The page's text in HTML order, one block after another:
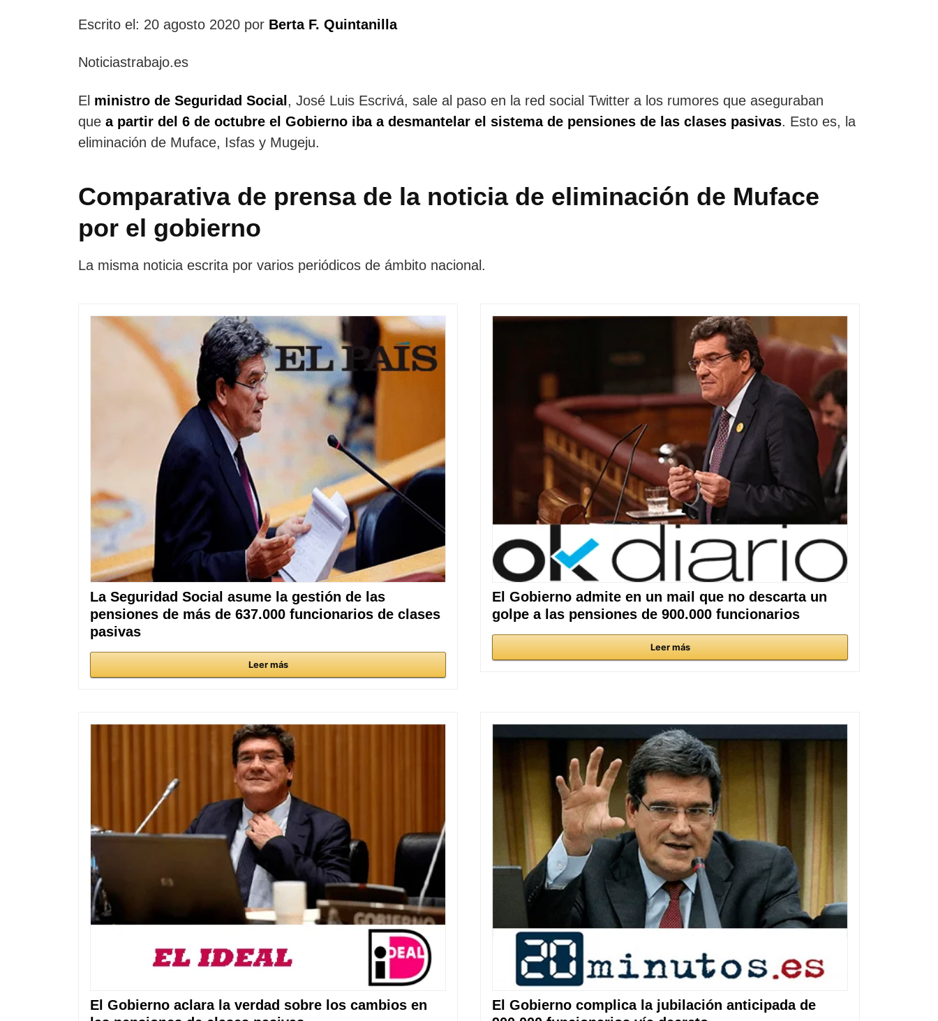
Escrito el: 20 agosto 2020 por Berta F. Quintanilla
Noticiastrabajo.es
El ministro de Seguridad Social , José Luis Escrivá, sale al paso en la red social Twitter a los rumores que aseguraban
que a partir del 6 de octubre el Gobierno iba a desmantelar el sistema de pensiones de las clases pasivas. Esto es, la
eliminación de Muface, Isfas y Mugeju.
Comparativa de prensa de la noticia de eliminación de Muface
por el gobierno
La misma noticia escrita por varios periódicos de ámbito nacional.
La Seguridad Social asume la gestión de las
pensiones de más de 637.000 funcionarios de clases
pasivas
Leer más
El Gobierno admite en un mail que no descarta un
golpe a las pensiones de 900.000 funcionarios
Leer más
El Gobierno aclara la verdad sobre los cambios en
El Gobierno complica la jubilación anticipada de